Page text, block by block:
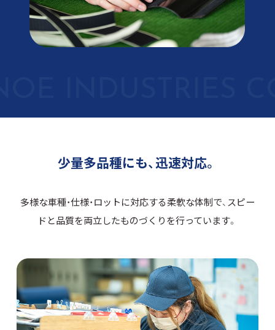
少量多品種にも、迅速対応。
多様な車種・仕様・ロットに対応する柔軟な体制で、 スピー
ドと品質を両立したものづくりを行っています。